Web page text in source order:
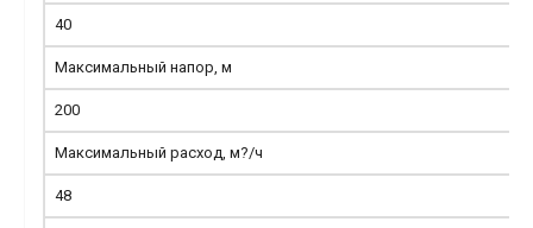
40
Максимальный напор, м
200
Максимальный расход, м?/ч
48